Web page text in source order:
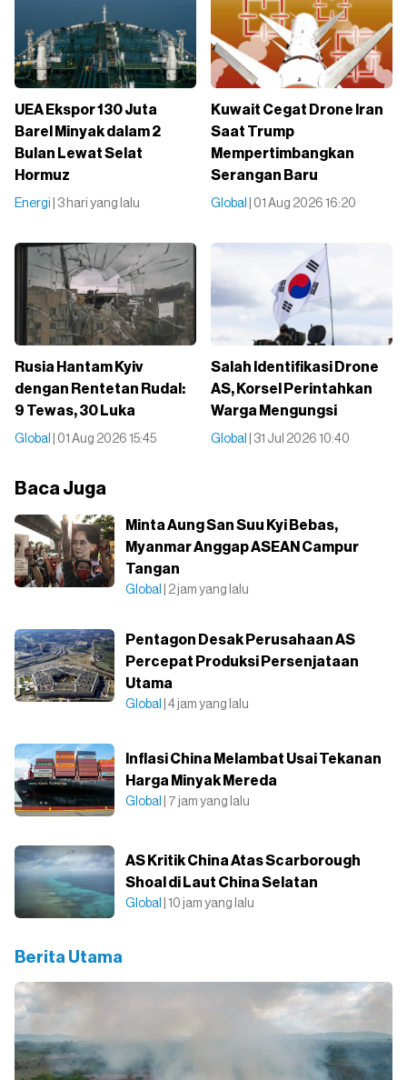
UEA Ekspor 130 Juta
Barel Minyak dalam 2
Bulan Lewat Selat
Hormuz
Energi | 3 hari yang lalu
Kuwait Cegat Drone Iran
Saat Trump
Mempertimbangkan
Serangan Baru
Global | 01 Aug 2026 16:20
Rusia Hantam Kyiv
dengan Rentetan Rudal:
9 Tewas, 30 Luka
Global | 01 Aug 2026 15:45
Salah Identifikasi Drone
AS, Korsel Perintahkan
Warga Mengungsi
Global | 31 Jul 2026 10:40
Baca Juga
Minta Aung San Suu Kyi Bebas,
Myanmar Anggap ASEAN Campur
Tangan
Global | 2 jam yang lalu
Pentagon Desak Perusahaan AS
Percepat Produksi Persenjataan
Utama
Global | 4 jam yang lalu
Inflasi China Melambat Usai Tekanan
Harga Minyak Mereda
Global | 7 jam yang lalu
AS Kritik China Atas Scarborough
Shoal di Laut China Selatan
Global | 10 jam yang lalu
Berita Utama